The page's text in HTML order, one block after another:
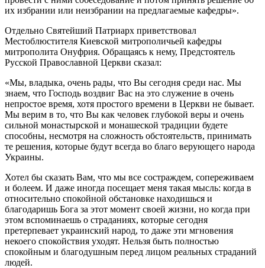
их избрании или неизбрании на предлагаемые кафедры».
Отдельно Святейший Патриарх приветствовал
Местоблюстителя Киевской митрополичьей кафедры
митрополита Онуфрия. Обращаясь к нему, Предстоятель
Русской Православной Церкви сказал:
«Мы, владыка, очень рады, что Вы сегодня среди нас. Мы
знаем, что Господь воздвиг Вас на это служение в очень
непростое время, хотя простого времени в Церкви не бывает.
Мы верим в то, что Вы как человек глубокой веры и очень
сильной монастырской и монашеской традиции будете
способны, несмотря на сложность обстоятельств, принимать
те решения, которые будут всегда во благо верующего народа
Украины.
Хотел бы сказать Вам, что мы все состраждем, сопереживаем
и болеем. И даже иногда посещает меня такая мысль: когда в
относительно спокойной обстановке находишься и
благодаришь Бога за этот момент своей жизни, но когда при
этом вспоминаешь о страданиях, которые сегодня
претерпевает украинский народ, то даже эти мгновения
некоего спокойствия уходят. Нельзя быть полностью
спокойным и благодушным перед лицом реальных страданий
людей.